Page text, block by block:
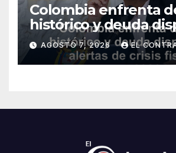
Colombia enfrenta
histórico y deuda
alertas de crisis
2026
AGOSTO 7, 2026 EL